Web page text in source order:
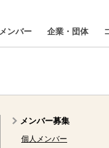
メンバー 企業・団体
メンバー募集
個人メンバー